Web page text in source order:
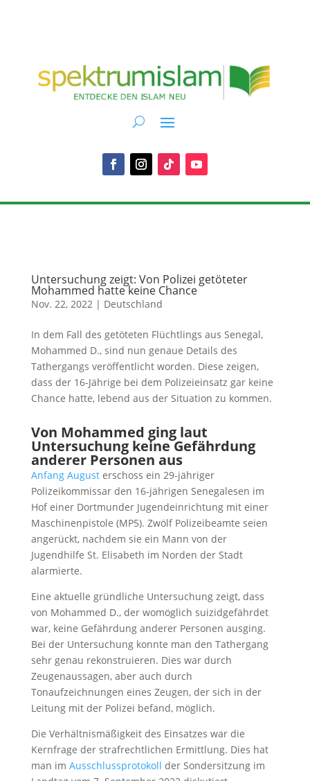
Untersuchung zeigt: Von Polizei getöteter
Mohammed hatte keine Chance
Nov. 22, 2022| Deutschland
In dem Fall des getöteten Flüchtlings aus Senegal,
Mohammed D., sind nun genaue Details des
Tathergangs veröffentlicht worden. Diese zeigen,
dass der 16-Jährige bei dem Polizeieinsatz gar keine
Chance hatte, lebend aus der Situation zu kommen.
Von Mohammed ging laut
Untersuchung keine Gefährdung
anderer Personen aus
Anfang Augusterschoss ein 29-jähriger
Polizeikommissar den 16-jährigen Senegalesen im
Hof einer Dortmunder Jugendeinrichtung mit einer
Maschinenpistole (MP5). Zwölf Polizeibeamte seien
angerückt, nachdem sie ein Mann von der
Jugendhilfe St. Elisabeth im Norden der Stadt
alarmierte.
Eine aktuelle gründliche Untersuchung zeigt, dass
von Mohammed D., der womöglich suizidgefährdet
war, keine Gefährdung anderer Personen ausging.
Bei der Untersuchung konnte man den Tathergang
sehr genau rekonstruieren. Dies war durch
Zeugenaussagen, aber auch durch
Tonaufzeichnungen eines Zeugen, der sich in der
Leitung mit der Polizei befand, möglich.
Die Verhältnismäßigkeit des Einsatzes war die
Kernfrage der strafrechtlichen Ermittlung. Dies hat
man im Ausschlussprotokoll der Sondersitzung im